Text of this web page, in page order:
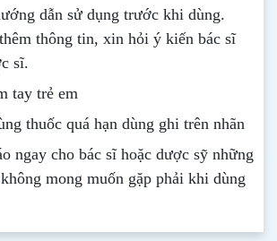
dẫn sử dụng trước khi dùng.
thông tin, xin hỏi ý kiến bác sĩ
sĩ.
tay trẻ em
thuốc quá hạn dùng ghi trên nhãn
ngay cho bác sĩ hoặc dược sỹ những
mong muốn gặp phải khi dùng